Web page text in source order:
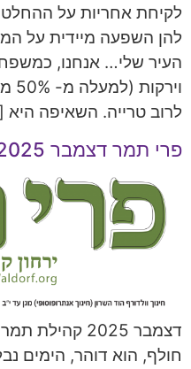
לקיחת אחריות על
להן השפעה מיידית על
העיר שלי… אנחנו,
לרוב טרייה. השאיפה
פרי תמר דצמבר 2025
דצמבר 2025
חולף, הוא דוהר, הימים